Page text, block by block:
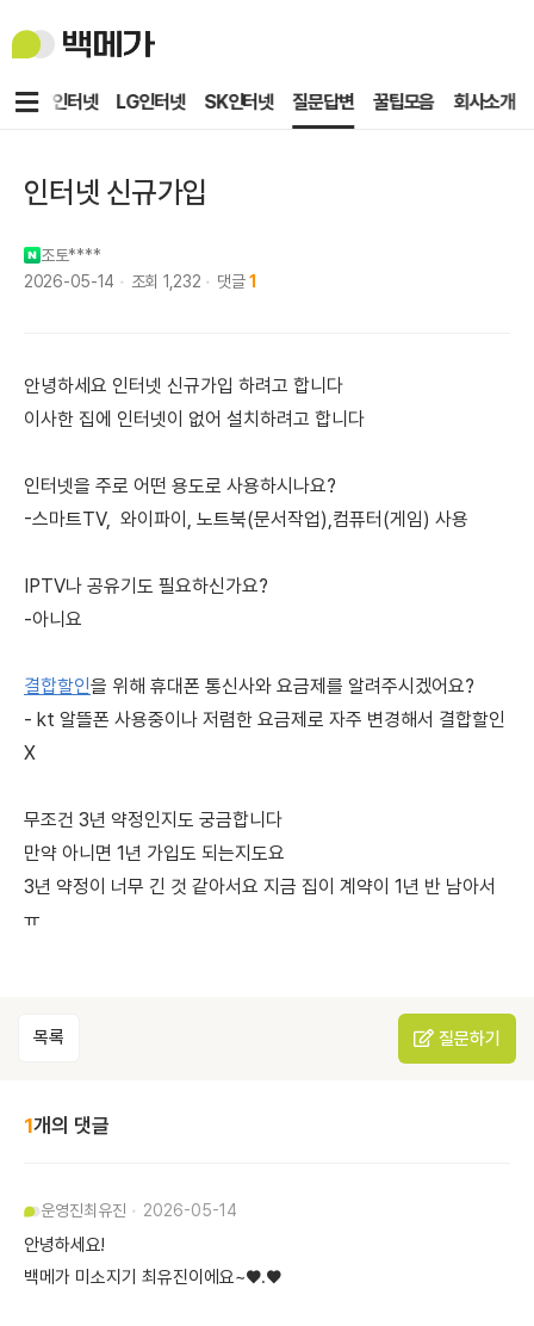
백
메
KT인터넷 LG인터넷 SK인터넷 질문답변 꿀팁모음 회사소개
메
인터넷 신규가입
조토****
2026-05-14
조회 1,232 댓글 1
안녕하세요 인터넷 신규가입 하려고 합니다
이사한 집에 인터넷이 없어 설치하려고 합니다
인터넷을 주로 어떤 용도로 사용하시나요?
-스마트TV, 와이파이, 노트북(문서작업),컴퓨터(게임) 사용
IPTV나 공유기도 필요하신가요?
-아니요
결합할인을 위해 휴대폰 통신사와 요금제를 알려주시겠어요?
- kt 알뜰폰 사용중이나 저렴한 요금제로 자주 변경해서 결합할인
X
무조건 3년 약정인지도 궁금합니다
만약 아니면 1년 가입도 되는지도요
3년 약정이 너무 긴 것 같아서요 지금 집이 계약이 1년 반 남아서
ㅠ
목록 질문하기
1개의 댓글
운영진최유진 2026-05-14
안녕하세요!
백메가 미소지기 최유진이에요~♥.♥